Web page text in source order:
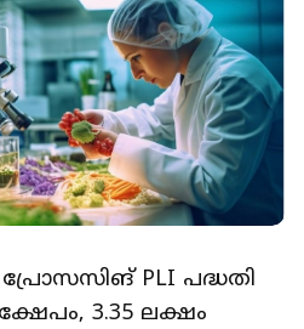
PLI പദ്ധതി
3.35 ലക്ഷം